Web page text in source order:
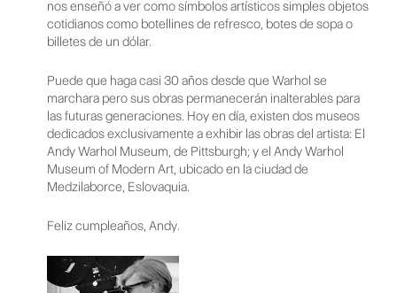
nos enseñó a ver como símbolos artísticos simples objetos
cotidianos como botellines de refresco, botes de sopa o
billetes de un dólar.
Puede que haga casi 30 años desde que Warhol se
marchara pero sus obras permanecerán inalterables para
las futuras generaciones. Hoy en día, existen dos museos
dedicados exclusivamente a exhibir las obras del artista: El
Andy Warhol Museum, de Pittsburgh; y el Andy Warhol
Museum of Modern Art, ubicado en la ciudad de
Medzilaborce, Eslovaquia.
Feliz cumpleaños, Andy.